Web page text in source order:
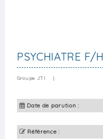
PSYCHIATRE F/H
Groupe JTI |
Date de parution :
Référence :